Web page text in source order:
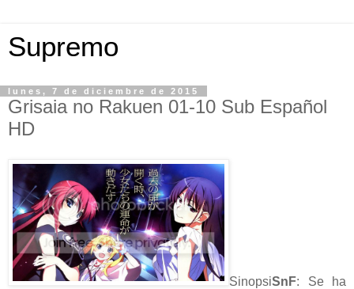
Supremo
lunes, 7 de diciembre de 2015
Grisaia no Rakuen 01-10 Sub Español
HD
SinopsiSnF: Se ha